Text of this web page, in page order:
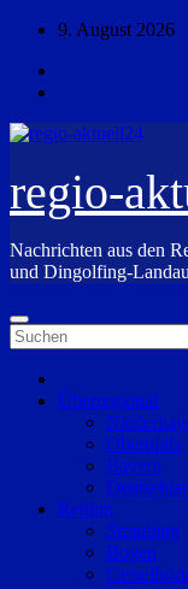
Zum
springen
9. August 2026
regio-
Nachrichten aus den
und Dingolfing-Landau
Überregional
Oberpfalz
Bayern
Region
Straubing
Bogen